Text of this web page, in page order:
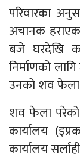
परिवारका
अचानक
बजे घरदेखि
निर्माणको
उनको शव फेला
शव फेला परेको
कार्यालय
कार्यालय